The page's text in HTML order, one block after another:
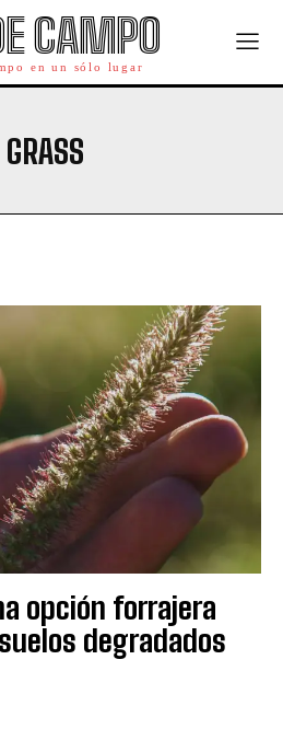
CAMPO
en un sólo lugar
opción forrajera
degradados